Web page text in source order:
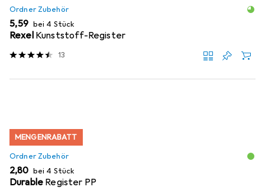
Ordner Zubehör
EUR
5,59 bei 4 Stück
Rexel Kunststoff-Register
13
MENGENRABATT
Ordner Zubehör
EUR
2,80 bei 4 Stück
Durable Register PP